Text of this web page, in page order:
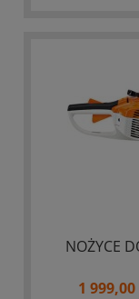
NOŻYCE
1 999,00